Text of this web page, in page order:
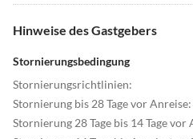
Hinweise des Gastgebers
Stornierungsbedingung
Stornierungsrichtlinien:
Stornierung bis 28 Tage vor
Stornierung 28 Tage bis 14 Tage vor